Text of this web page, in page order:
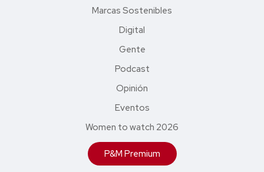
Marcas Sostenibles
Digital
Gente
Podcast
Opinión
Eventos
Women to watch 2026
P&M Premium